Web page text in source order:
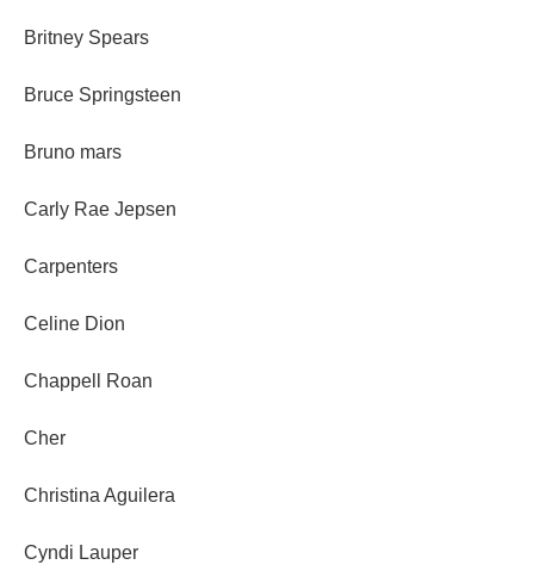
Britney Spears
Bruce Springsteen
Bruno mars
Carly Rae Jepsen
Carpenters
Celine Dion
Chappell Roan
Cher
Christina Aguilera
Cyndi Lauper